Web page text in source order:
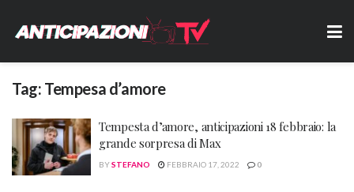
Tag: Tempesa d’amore
Tempesta d’amore, anticipazioni 18 febbraio: la
grande sorpresa di Max
BYSTEFANO FEBBRAIO 17, 2022 0